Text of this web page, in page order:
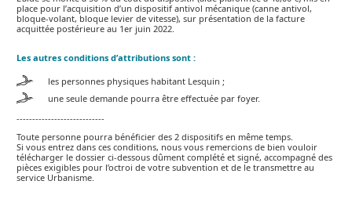
place pour l’acquisition d’un dispositif antivol mécanique (canne antivol,
bloque-volant, bloque levier de vitesse), sur présentation de la facture
acquittée postérieure au 1er juin 2022.
Les autres conditions d’attributions sont :
les personnes physiques habitant Lesquin ;
une seule demande pourra être effectuée par foyer.
----------------------------
Toute personne pourra bénéficier des 2 dispositifs en même temps.
Si vous entrez dans ces conditions, nous vous remercions de bien vouloir
télécharger le dossier ci-dessous dûment complété et signé, accompagné des
pièces exigibles pour l’octroi de votre subvention et de le transmettre au
service Urbanisme.